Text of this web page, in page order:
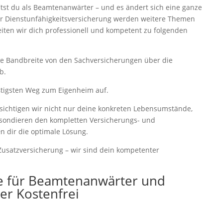
du als Beamtenanwärter – und es ändert sich eine ganze
werden weitere Themen
wir dich professionell und kompetent zu folgenden
Bandbreite von den Sachversicherungen über die
Weg zum Eigenheim auf.
wir nicht nur deine konkreten Lebensumstände,
den kompletten Versicherungs- und
dir die optimale Lösung.
– wir sind dein kompetenter
für Beamtenanwärter und
Kostenfrei